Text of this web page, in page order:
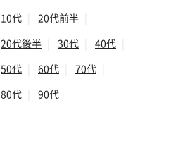
10代 20代前半
20代後半
30代 40代
50代
60代 70代
80代
90代